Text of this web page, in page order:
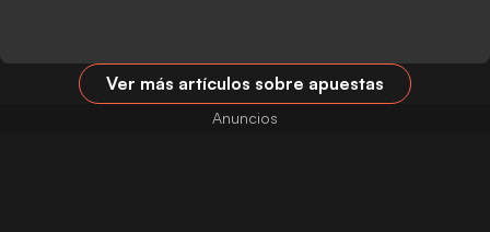
Ver más artículos sobre apuestas